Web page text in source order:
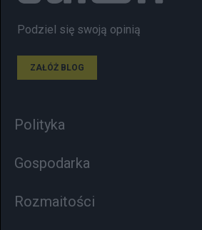
Podziel się swoją opinią
ZAŁÓŻ BLOG
Polityka
Gospodarka
Rozmaitości